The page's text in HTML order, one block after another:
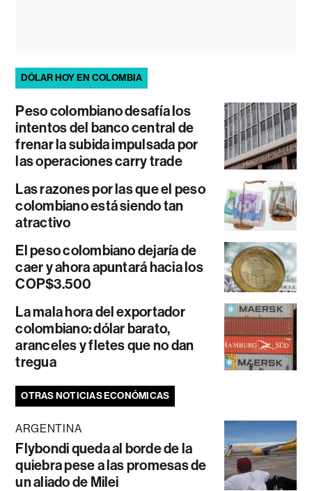
DÓLAR HOY EN COLOMBIA
Peso colombiano desafía los
intentos del banco central de
frenar la subida impulsada por
las operaciones carry trade
Las razones por las que el peso
colombiano está siendo tan
atractivo
El peso colombiano dejaría de
caer y ahora apuntará hacia los
COP$3.500
La mala hora del exportador
colombiano: dólar barato,
aranceles y fletes que no dan
tregua
OTRAS NOTICIAS ECONÓMICAS
ARGENTINA
Flybondi queda al borde de la
quiebra pese a las promesas de
un aliado de Milei